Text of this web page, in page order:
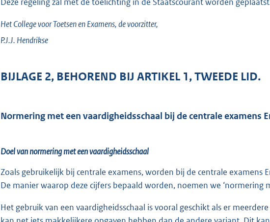
Het College voor Toetsen en Examens,de voorzitter,
P.J.J. Hendrikse
BIJLAGE 2, BEHOREND BIJ ARTIKEL 1, TWEEDE LID.
Normering met een vaardigheidsschaal bij de centrale examens
Doel van normering met een vaardigheidsschaal
Zoals gebruikelijk bij centrale examens, worden bij de centrale examens
De manier waarop deze cijfers bepaald worden, noemen we ‘normering
Het gebruik van een vaardigheidsschaal is vooral geschikt als er